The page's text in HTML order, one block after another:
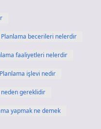
Planlama becerileri nelerdir
faaliyetleri nelerdir
Planlama işlevi nedir
gereklidir
yapmak ne demek